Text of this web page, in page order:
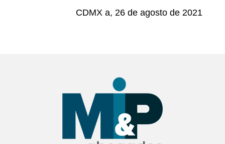
CDMX a, 26 de agosto de 2021